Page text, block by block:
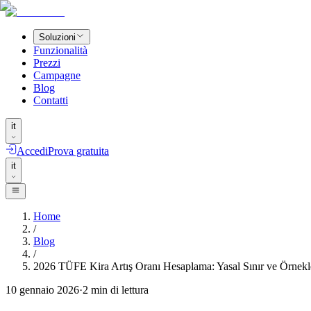
Soluzioni
Funzionalità
Prezzi
Campagne
Blog
Contatti
it
AccediProva gratuita
it
Home
/
Blog
/
2026 TÜFE Kira Artış Oranı Hesaplama: Yasal Sınır ve
10 gennaio 2026·2 min di lettura